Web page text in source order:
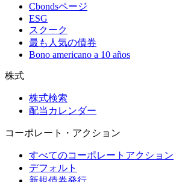
Cbondsページ
ESG
スクーク
最も人気の債券
Bono americano a 10 años
株式
株式検索
配当カレンダー
コーポレート・アクション
すべてのコーポレートアクション
デフォルト